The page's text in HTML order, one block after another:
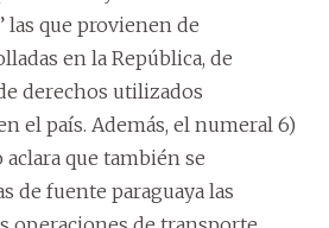
las que provienen de
en la República, de
derechos utilizados
el país. Además, el numeral 6)
que también se
de fuente paraguaya las